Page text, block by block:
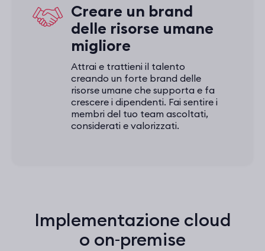
Creare un brand
delle risorse umane
migliore
Attrai e trattieni il talento
creando un forte brand delle
risorse umane che supporta e fa
crescere i dipendenti. Fai sentire i
membri del tuo team ascoltati,
considerati e valorizzati.
Implementazione cloud
o on‑premise